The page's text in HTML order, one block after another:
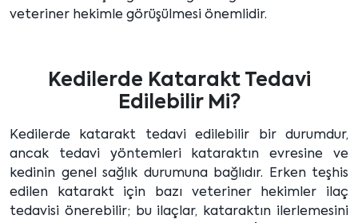
veteriner hekimle görüşülmesi önemlidir.
Kedilerde Katarakt Tedavi
Edilebilir Mi?
Kedilerde katarakt tedavi edilebilir bir durumdur,
ancak tedavi yöntemleri kataraktın evresine ve
kedinin genel sağlık durumuna bağlıdır. Erken teşhis
edilen katarakt için bazı veteriner hekimler ilaç
tedavisi önerebilir; bu ilaçlar, kataraktın ilerlemesini